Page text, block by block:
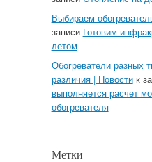
Выбираем
записи Готовим
летом
Обогреватели разных
различия | Новостик
выполняется расчет
обогревателя
Метки